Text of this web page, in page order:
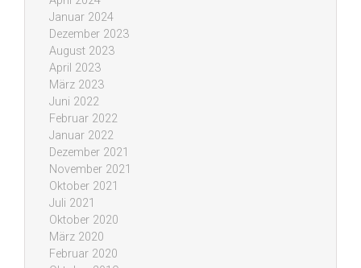
Januar 2024
Dezember 2023
August 2023
April 2023
März 2023
Juni 2022
Februar 2022
Januar 2022
Dezember 2021
November 2021
Oktober 2021
Juli 2021
Oktober 2020
März 2020
Februar 2020